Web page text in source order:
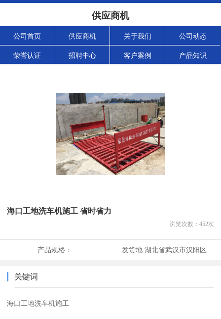
供应商机
公司首页 供应商机 关于我们 公司动态
荣誉认证 招聘中心 客户案例 产品知识
海口工地洗车机施工 省时省力
浏览次数： 452次
产品规格： 发货地:湖北省武汉市汉阳区
关键词
海口工地洗车机施工